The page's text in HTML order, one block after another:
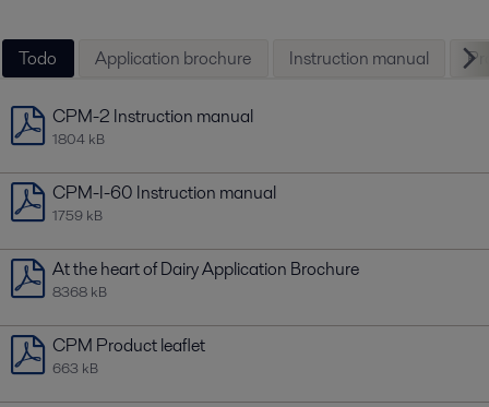
Todo Application brochure Instruction manual
CPM-2 Instruction manual
1804 kB
CPM-I-60 Instruction manual
1759 kB
At the heart of Dairy Application Brochure
8368 kB
CPM Product leaflet
663 kB